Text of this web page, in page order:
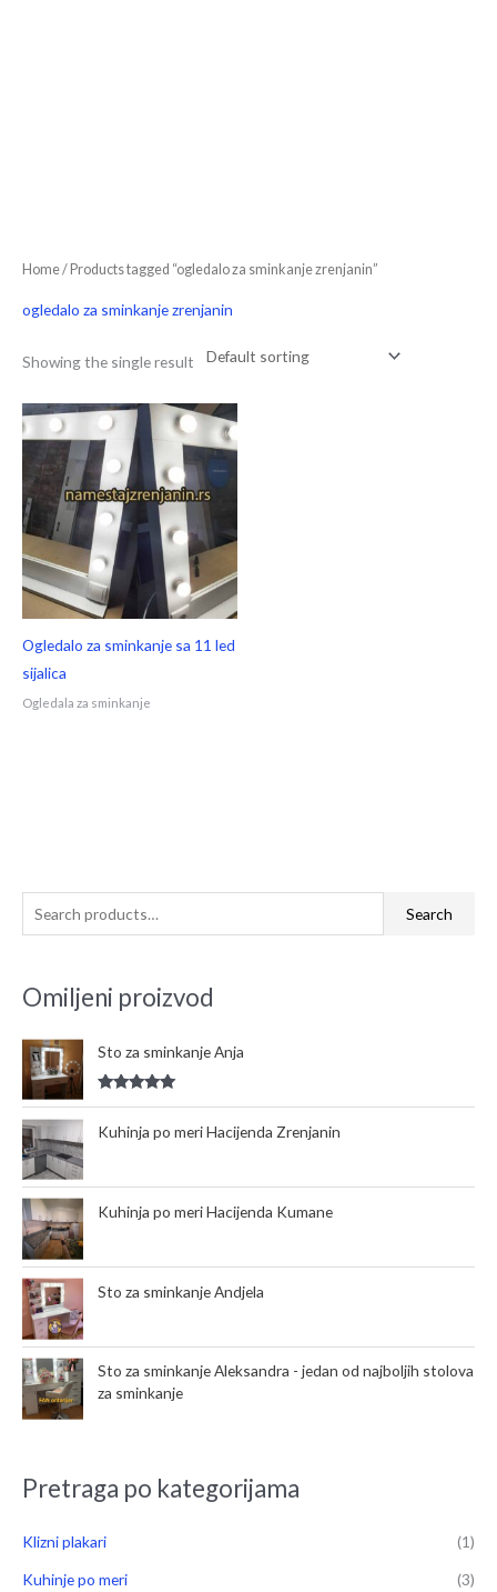
e
r
f
o
r
:
Search
Omiljeni proizvod
Sto za sminkanje Anja
Rated5.00
Kuhinja po meri Hacijenda Zrenjanin
Kuhinja po meri Hacijenda Kumane
Sto za sminkanje Andjela
Sto za sminkanje Aleksandra - jedan od najboljih stolova
za sminkanje
Pretraga po kategorijama
Klizni plakari (1)
Kuhinje po meri (3)
Home/ Products tagged “ogledalo za sminkanje zrenjanin”
ogledalo za sminkanje zrenjanin
Showing the single result
Ogledalo za sminkanje sa 11 led
sijalica
Ogledala za sminkanje